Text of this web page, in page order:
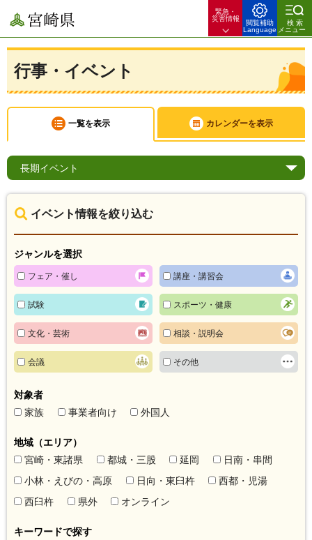
宮崎県
緊急・
災害情報
閲覧補助
Language
検索
メニュー
行事・イベント
一覧を表示 カレンダーを表示
長期イベント
イベント情報を絞り込む
ジャンルを選択
フェア・催し 講座・講習会
試験 スポーツ・健康
文化・芸術 相談・説明会
会議 その他
対象者
家族
事業者向け 外国人
地域（エリア）
宮崎・東諸県
都城・三股 延岡
日南・串間
小林・えびの・高原
日向・東臼杵
西都・児湯
西臼杵
県外 オンライン
キーワードで探す